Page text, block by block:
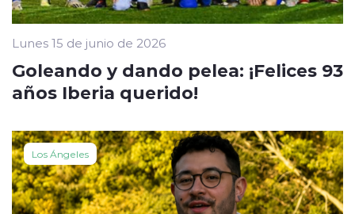
Lunes 15 de junio de 2026
Goleando y dando pelea: ¡Felices 93
años Iberia querido!
Los Ángeles